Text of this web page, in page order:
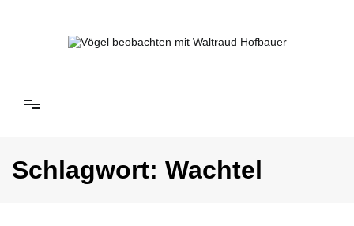
Schlagwort: Wachtel